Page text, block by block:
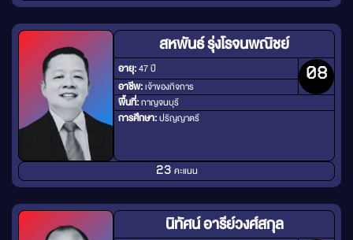
สหพันธ์ รุ่งโรจนพณิชย์
อายุ:47 ปี
อาชีพ:เจ้าของกิจการ
08
พื้นที่:กาญจนบุรี
การศึกษา:ปริญญาตรี
23 คะแนน
นิทัศน์ อารีย์วงศ์สกุล